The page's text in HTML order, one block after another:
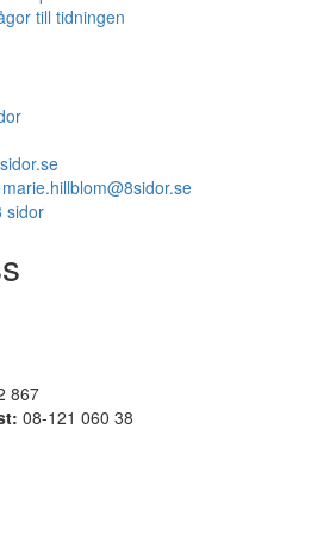
till tidningen
marie.hillblom@8sidor.se
sidor
867
08-121 060 38